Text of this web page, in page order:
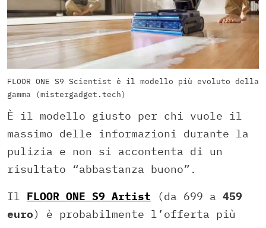
FLOOR ONE S9 Scientist è il modello più evoluto della
gamma (mistergadget.tech)
È il modello giusto per chi vuole il
massimo delle informazioni durante la
pulizia e non si accontenta di un
risultato “abbastanza buono”.
Il FLOOR ONE S9 Artist (da 699 a 459
euro) è probabilmente l’offerta più